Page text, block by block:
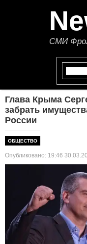
СМИ
Глава Крыма
забрать
России
ОБЩЕСТВО
Опубликовано: 19:46